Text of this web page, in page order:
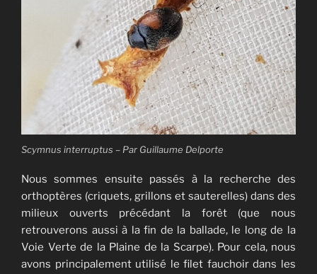
Scymnus interruptus – Par Guillaume Delporte
Nous sommes ensuite passés à la recherche des
orthoptères (criquets, grillons et sauterelles) dans des
milieux ouverts précédant la forêt (que nous
retrouverons aussi à la fin de la ballade, le long de la
Voie Verte de la Plaine de la Scarpe). Pour cela, nous
avons principalement utilisé le filet fauchoir dans les